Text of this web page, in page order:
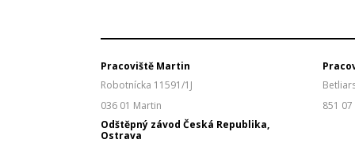
Pracoviště Martin
Robotnícka 11591/1J
036 01 Martin
851
Odštěpný závod Česká Republika,
Ostrava​